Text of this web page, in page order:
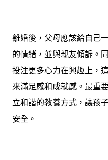
離婚後，父母應該給自己
的情緒，並與親友傾訴。
投注更多心力在興趣上，
來滿足感和成就感。最重
立和諧的教養方式，讓孩
安全。